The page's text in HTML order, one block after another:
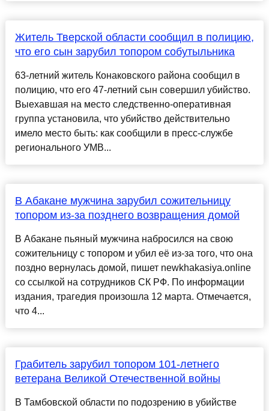
Житель Тверской области сообщил в полицию,
что его сын зарубил топором собутыльника
63-летний житель Конаковского района сообщил в
полицию, что его 47-летний сын совершил убийство.
Выехавшая на место следственно-оперативная
группа установила, что убийство действительно
имело место быть: как сообщили в пресс-службе
регионального УМВ...
В Абакане мужчина зарубил сожительницу
топором из-за позднего возвращения домой
В Абакане пьяный мужчина набросился на свою
сожительницу с топором и убил её из-за того, что она
поздно вернулась домой, пишет newkhakasiya.online
со ссылкой на сотрудников СК РФ. По информации
издания, трагедия произошла 12 марта. Отмечается,
что 4...
Грабитель зарубил топором 101-летнего
ветерана Великой Отечественной войны
В Тамбовской области по подозрению в убийстве